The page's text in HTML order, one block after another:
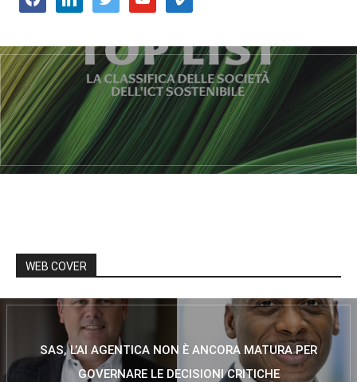
WEB COVER
SAS, L’AI AGENTICA NON È ANCORA MATURA PER
GOVERNARE LE DECISIONI CRITICHE